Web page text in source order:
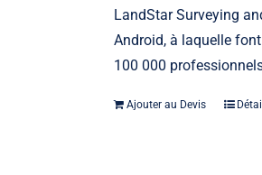
LandStar Surveying
Android, à laquelle
100 000
Ajouter au Devis